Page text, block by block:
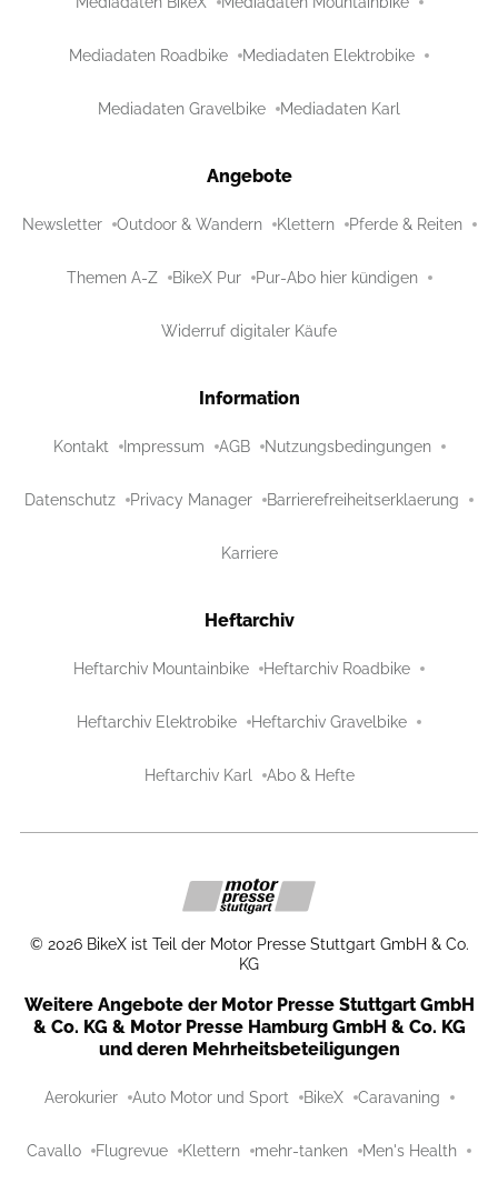
Mediadaten Roadbike Mediadaten Elektrobike
Mediadaten Gravelbike Mediadaten Karl
Angebote
Newsletter Outdoor & Wandern Klettern Pferde & Reiten
Themen A-Z BikeX Pur Pur-Abo hier kündigen
Widerruf digitaler Käufe
Information
Kontakt Impressum AGB Nutzungsbedingungen
Datenschutz Privacy Manager Barrierefreiheitserklaerung
Karriere
Heftarchiv
Heftarchiv Mountainbike Heftarchiv Roadbike
Heftarchiv Elektrobike Heftarchiv Gravelbike
Heftarchiv Karl Abo & Hefte
© 2026 BikeX ist Teil der Motor Presse Stuttgart GmbH & Co.
KG
Weitere Angebote der Motor Presse Stuttgart GmbH
& Co. KG & Motor Presse Hamburg GmbH & Co. KG
und deren Mehrheitsbeteiligungen
Aerokurier Auto Motor und Sport BikeX Caravaning
Cavallo Flugrevue Klettern mehr-tanken Men's Health